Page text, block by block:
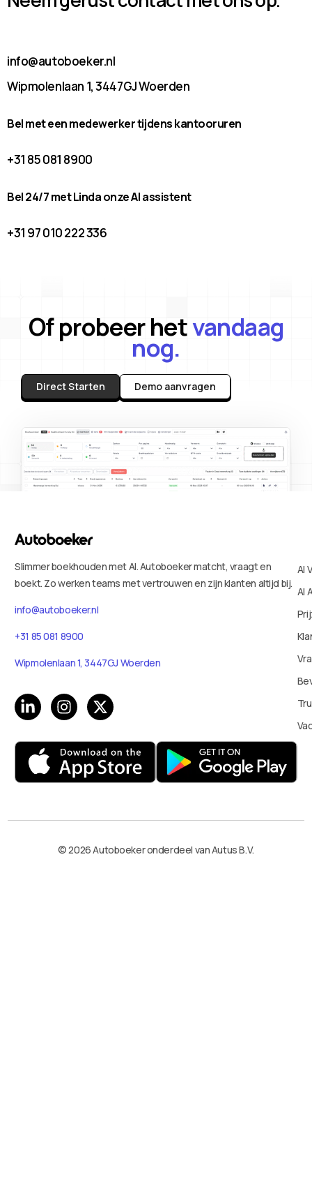
info@autoboeker.nl
Wipmolenlaan 1, 3447GJ Woerden
Bel met een medewerker tijdens kantooruren
+31 85 081 8900
Bel 24/7 met Linda onze AI assistent
+31 97 010 222 336
Of probeer hetvandaag
nog.
Direct Starten Demo aanvragen
Slimmer boekhouden met AI. Autoboeker matcht, vraagt en
boekt. Zo werken teams met vertrouwen en zijn klanten altijd bij.
info@autoboeker.nl
+31 85 081 8900
Wipmolenlaan 1, 3447GJ Woerden
AI
AI
© 2026 Autoboeker onderdeel van Autus B.V.